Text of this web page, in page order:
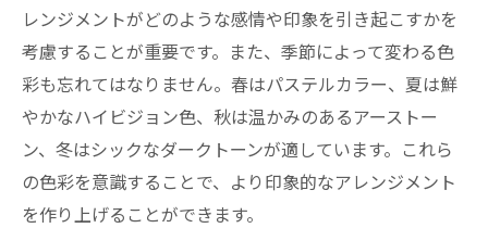
国際的なフラワーアートの事例
フラワーアートの最新動向
顧客の心を動かす花屋のアレンジメントの秘密
顧客のニーズを的確に捉える方法
感動を生むアレンジメントの作り方
顧客の期待を超えるための工夫
レンジメントがどのような感情や印象を引き起こすかを
考慮することが重要です。また、季節によって変わる色
彩も忘れてはなりません。春はパステルカラー、夏は鮮
やかなハイビジョン色、秋は温かみのあるアーストー
ン、冬はシックなダークトーンが適しています。これら
の色彩を意識することで、より印象的なアレンジメント
を作り上げることができます。